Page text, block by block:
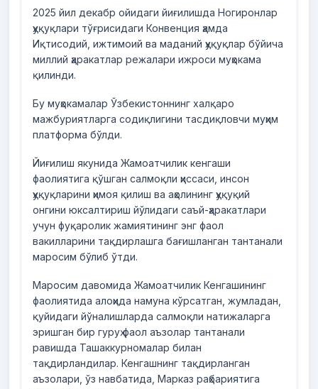
2025 йил декабр ойидаги йиғилишда Ногиронлар
ҳуқуқлари тўғрисидаги Конвенция ҳамда
Иқтисодий, ижтимоий ва маданий ҳуқуқлар бўйича
миллий ҳаракатлар режалари ижроси муҳокама
қилинди.
Бу муҳокамалар Ўзбекистоннинг халқаро
мажбуриятларга содиқлигини тасдиқловчи муҳим
платформа бўлди.
Йиғилиш якунида Жамоатчилик кенгаши
фаолиятига қўшган салмоқли ҳиссаси, инсон
ҳуқуқларини ҳимоя қилиш ва аҳолининг ҳуқуқий
онгини юксалтириш йўлидаги саъй-ҳаракатлари
учун фуқаролик жамиятининг энг фаол
вакилларини тақдирлашга бағишланган тантанали
маросим бўлиб ўтди.
Маросим давомида Жамоатчилик Кенгашининг
фаолиятида алоҳида намуна кўрсатган, жумладан,
қуйидаги йўналишларда салмоқли натижаларга
эришган бир гуруҳ фаол аъзолар тантанали
равишда Ташаккурномалар билан
тақдирландилар. Кенгашнинг тақдирланган
аъзолари, ўз навбатида, Марказ раҳбариятига